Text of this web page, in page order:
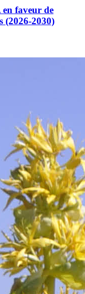
faveur de
(2026-2030)